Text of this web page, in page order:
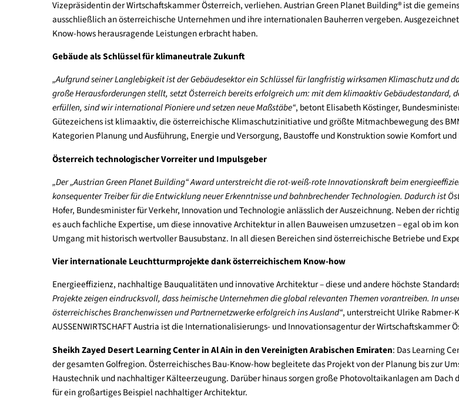
Im Rahmen einer feierlichen Veranstaltung wurde gestern zum ersten Mal der „Austrian
Tourismus (BMNT), Generalsekretär Andreas Reichhardt in Vertretung von Norbert Hofer,
Vizepräsidentin der Wirtschaftskammer Österreich, verliehen. Austrian Green Planet Building®
ausschließlich an österreichische Unternehmen und ihre internationalen Bauherren vergeben.
Gebäude als Schlüssel für klimaneutrale Zukunft
„Aufgrund seiner Langlebigkeit ist der Gebäudesektor ein Schlüssel für langfristig wirksamen
große Herausforderungen stellt, setzt Österreich bereits erfolgreich um: mit dem klimaaktiv
erfüllen, sind wir international Pioniere und setzen neue Maßstäbe“
Gütezeichens ist klimaaktiv, die österreichische Klimaschutzinitiative und größte
Kategorien Planung und Ausführung, Energie und Versorgung, Baustoffe und Konstruktion
Österreich technologischer Vorreiter und Impulsgeber
„Der „Austrian Green Planet Building“ Award unterstreicht die rot-weiß-rote Innovationskraft
Hofer, Bundesminister für Verkehr, Innovation und Technologie anlässlich der Auszeichnung.
es auch fachliche Expertise, um diese innovative Architektur in allen Bauweisen umzusetzen
Umgang mit historisch wertvoller Bausubstanz. In all diesen Bereichen sind österreichische
Vier internationale Leuchtturmprojekte dank österreichischem Know-how
Energieeffizienz, nachhaltige Bauqualitäten und innovative Architektur – diese und andere
Projekte zeigen eindrucksvoll, dass heimische Unternehmen die global relevanten Themen
österreichisches Branchenwissen und Partnernetzwerke erfolgreich ins Ausland“, unterstreicht
AUSSENWIRTSCHAFT Austria ist die Internationalisierungs- und Innovationsagentur der